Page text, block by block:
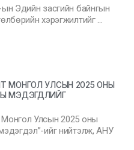
Эдийн засгийн байнгын
хэрэгжилтийг …
МОНГОЛ УЛСЫН 2025 ОНЫ
МЭДЭГДЛИЙГ
Улсын 2025 оны
ийг нийтэлж, АНУ